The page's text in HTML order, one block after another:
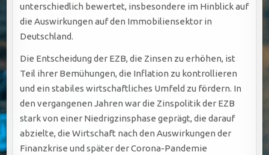
unterschiedlich bewertet, insbesondere im Hinblick auf
die Auswirkungen auf den Immobiliensektor in
Deutschland.
Die Entscheidung der EZB, die Zinsen zu erhöhen, ist
Teil ihrer Bemühungen, die Inflation zu kontrollieren
und ein stabiles wirtschaftliches Umfeld zu fördern. In
den vergangenen Jahren war die Zinspolitik der EZB
stark von einer Niedrigzinsphase geprägt, die darauf
abzielte, die Wirtschaft nach den Auswirkungen der
Finanzkrise und später der Corona-Pandemie